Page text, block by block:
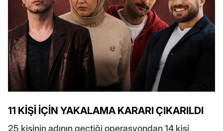
11 KİŞİ İÇİN YAKALAMA KARARI ÇIKARILDI
25 kişinin adının geçtiği operasyondan 14 kişi